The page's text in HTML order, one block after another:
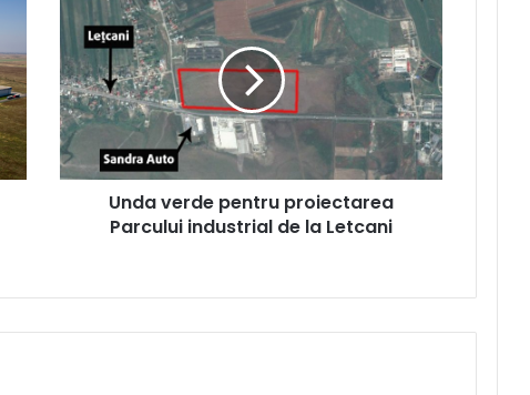
pentru
proiectarea
Parcului
industrial
de
la
Letcani
Unda verde pentru proiectarea
Parcului industrial de la Letcani